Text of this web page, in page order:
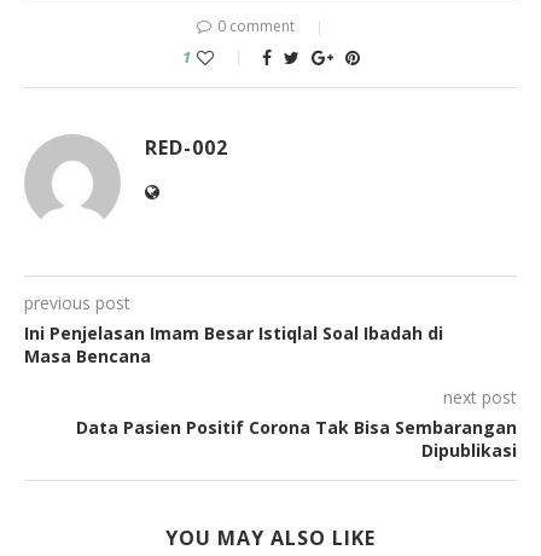
0 comment
1
RED-002
previous post
Ini Penjelasan Imam Besar Istiqlal Soal Ibadah di
Masa Bencana
next post
Data Pasien Positif Corona Tak Bisa Sembarangan
Dipublikasi
YOU MAY ALSO LIKE